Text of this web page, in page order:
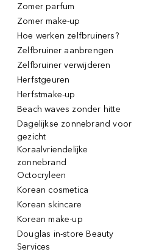
Zomer parfum
Zomer make-up
Hoe werken zelfbruiners?
Zelfbruiner aanbrengen
Zelfbruiner verwijderen
Herfstgeuren
Herfstmake-up
Beach waves zonder hitte
Dagelijkse zonnebrand voor
gezicht
Koraalvriendelijke
zonnebrand
Octocryleen
Korean cosmetica
Korean skincare
Korean make-up
Douglas in-store Beauty
Services